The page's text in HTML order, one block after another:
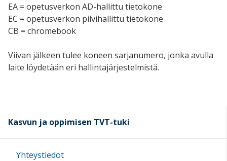
EA = opetusverkon AD-hallittu tietokone
EC = opetusverkon pilvihallittu tietokone
CB = chromebook
Viivan jälkeen tulee koneen sarjanumero, jonka avulla
laite löydetään eri hallintajärjestelmistä.
Kasvun ja oppimisen TVT-tuki
Yhteystiedot